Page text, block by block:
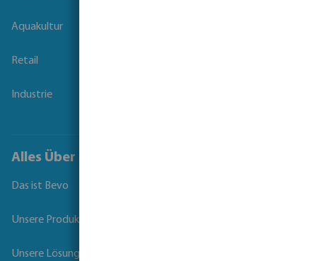
Aquakultur
Retail
Industrie
Alles Über Bevo
Das ist Bevo
Unsere Produkte
Unsere Lösungen